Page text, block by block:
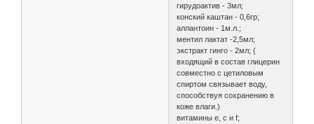
гирудоактив - 3мл;
конский каштан - 0,6гр;
аллантоин - 1м.л.;
ментил лактат -2,5мл;
экстракт гинго - 2мл; (
входящий в состав глицерин
совместно с цетиловым
спиртом связывает воду,
способствуя сохранению в
коже влаги.)
витамины е, с и f;